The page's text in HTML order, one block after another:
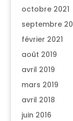
octobre 2021
septembre
février 2021
août 2019
avril 2019
mars 2019
avril 2018
juin 2016